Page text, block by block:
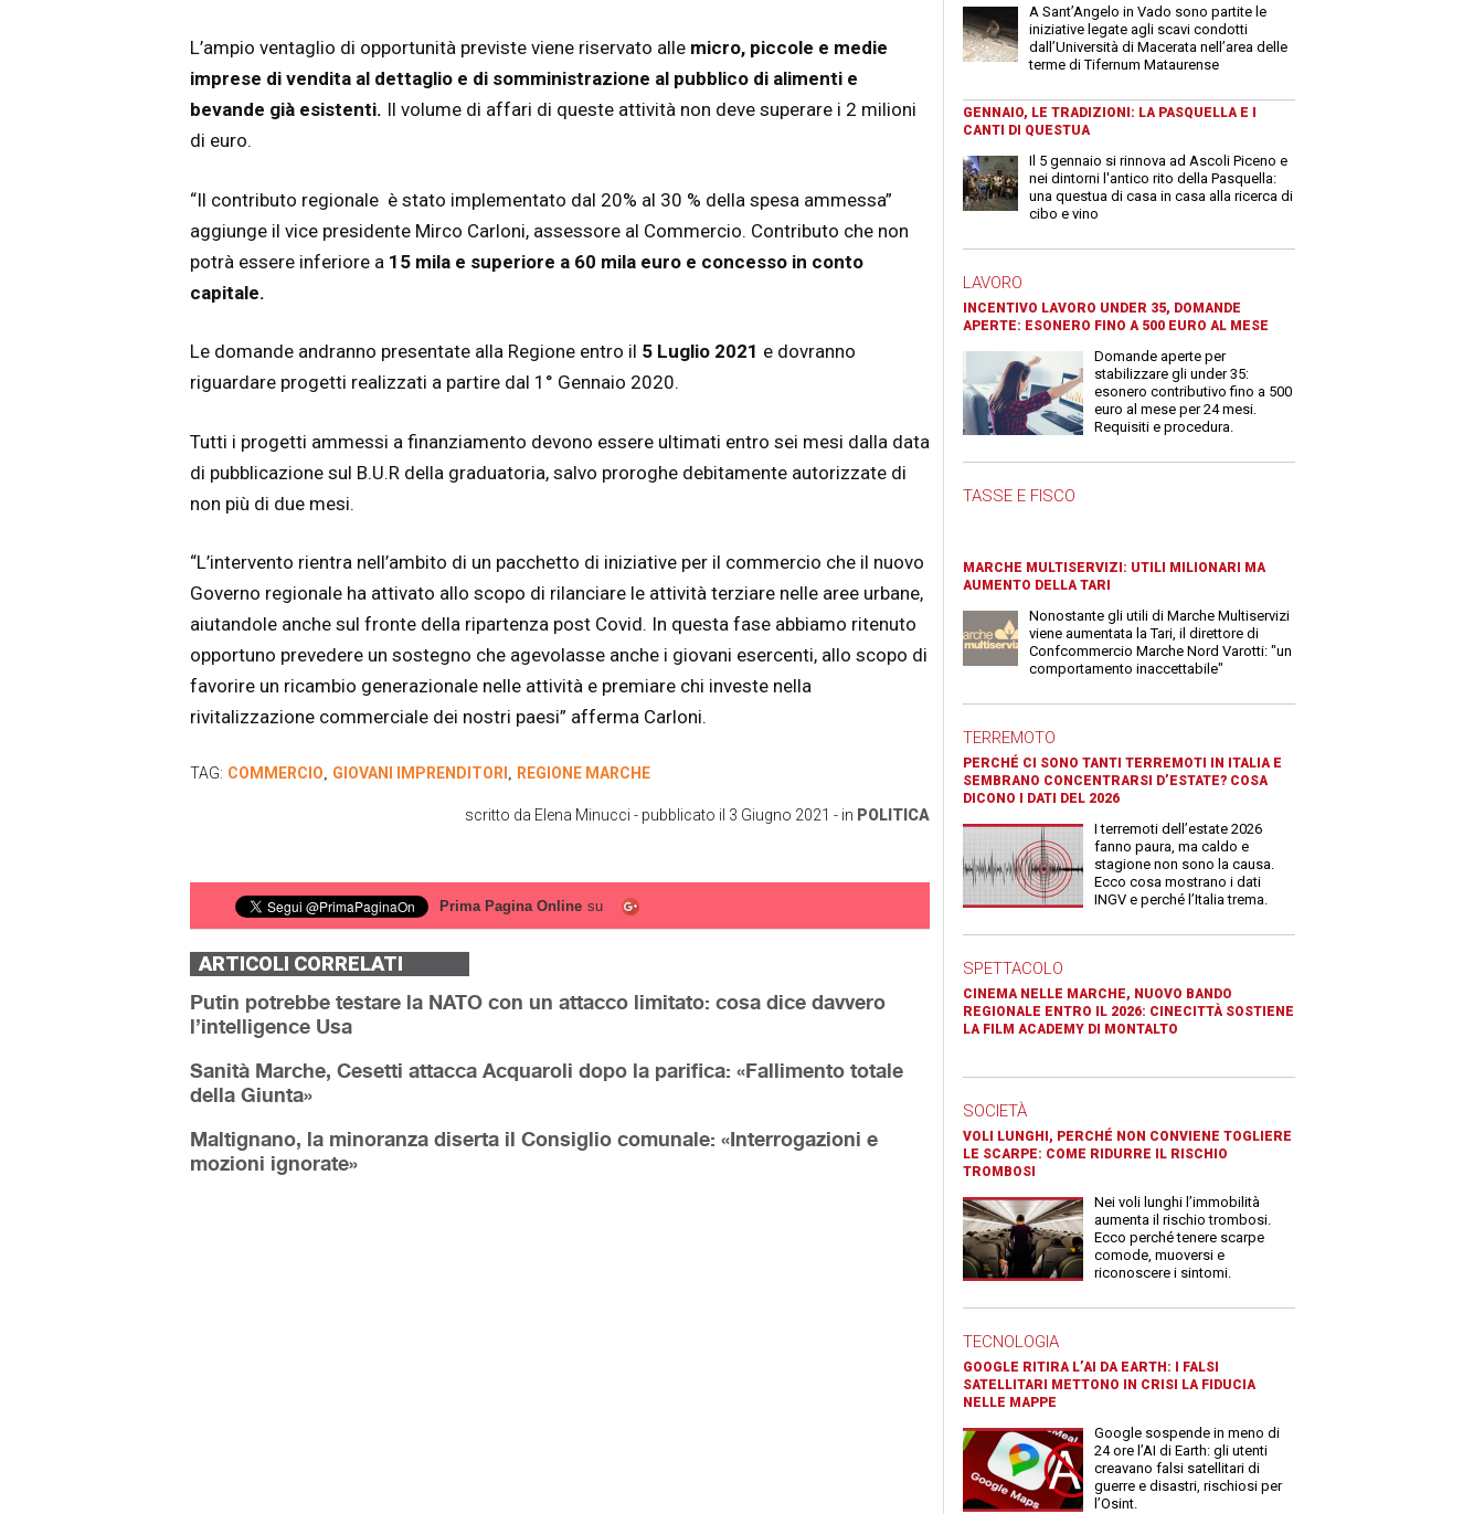
L’ampio ventaglio di opportunità previste viene riservato allemicro, piccole e medie
imprese di vendita al dettaglio e di somministrazione al pubblico di alimenti e
bevande già esistenti. Il volume di affari di queste attività non deve superare i 2 milioni
di euro.
“Il contributo regionale è stato implementato dal 20% al 30 % della spesa ammessa”
aggiunge il vice presidente Mirco Carloni, assessore al Commercio. Contributo che non
potrà essere inferiore a 15 mila e superiore a 60 mila euro e concesso in conto
capitale.
Le domande andranno presentate alla Regione entro il 5 Luglio 2021 e dovranno
riguardare progetti realizzati a partire dal 1° Gennaio 2020.
Tutti i progetti ammessi a finanziamento devono essere ultimati entro sei mesi dalla data
di pubblicazione sul B.U.R della graduatoria, salvo proroghe debitamente autorizzate di
non più di due mesi.
“L’intervento rientra nell’ambito di un pacchetto di iniziative per il commercio che il nuovo
Governo regionale ha attivato allo scopo di rilanciare le attività terziare nelle aree urbane,
aiutandole anche sul fronte della ripartenza post Covid. In questa fase abbiamo ritenuto
opportuno prevedere un sostegno che agevolasse anche i giovani esercenti, allo scopo di
favorire un ricambio generazionale nelle attività e premiare chi investe nella
rivitalizzazione commerciale dei nostri paesi” afferma Carloni.
TAG: COMMERCIO GIOVANI IMPRENDITORI REGIONE MARCHE
scritto da Elena Minucci - pubblicato il 3 Giugno 2021 - in POLITICA
Prima Pagina Online su
ARTICOLI CORRELATI
Putin potrebbe testare la NATO con un attacco limitato: cosa dice davvero
l’intelligence Usa
Sanità Marche, Cesetti attacca Acquaroli dopo la parifica: «Fallimento totale
della Giunta»
Maltignano, la minoranza diserta il Consiglio comunale: «Interrogazioni e
mozioni ignorate»
A Sant’Angelo in Vado sono partite le
iniziative legate agli scavi condotti
dall’Università di Macerata nell’area delle
terme di Tifernum Mataurense
GENNAIO, LE TRADIZIONI: LA PASQUELLA E I
CANTI DI QUESTUA
Il 5 gennaio si rinnova ad Ascoli Piceno e
nei dintorni l'antico rito della Pasquella:
una questua di casa in casa alla ricerca di
cibo e vino
LAVORO
INCENTIVO LAVORO UNDER 35, DOMANDE
APERTE: ESONERO FINO A 500 EURO AL MESE
Domande aperte per
stabilizzare gli under 35:
esonero contributivo fino a 500
euro al mese per 24 mesi.
Requisiti e procedura.
TASSE E FISCO
MARCHE MULTISERVIZI: UTILI MILIONARI MA
AUMENTO DELLA TARI
Nonostante gli utili di Marche Multiservizi
viene aumentata la Tari, il direttore di
Confcommercio Marche Nord Varotti: "un
comportamento inaccettabile"
TERREMOTO
PERCHÉ CI SONO TANTI TERREMOTI IN ITALIA E
SEMBRANO CONCENTRARSI D’ESTATE? COSA
DICONO I DATI DEL 2026
I terremoti dell’estate 2026
fanno paura, ma caldo e
stagione non sono la causa.
Ecco cosa mostrano i dati
INGV e perché l’Italia trema.
SPETTACOLO
CINEMA NELLE MARCHE, NUOVO BANDO
REGIONALE ENTRO IL 2026: CINECITTÀ SOSTIENE
LA FILM ACADEMY DI MONTALTO
SOCIETÀ
VOLI LUNGHI, PERCHÉ NON CONVIENE TOGLIERE
LE SCARPE: COME RIDURRE IL RISCHIO
TROMBOSI
Nei voli lunghi l’immobilità
aumenta il rischio trombosi.
Ecco perché tenere scarpe
comode, muoversi e
riconoscere i sintomi.
TECNOLOGIA
GOOGLE RITIRA L’AI DA EARTH: I FALSI
SATELLITARI METTONO IN CRISI LA FIDUCIA
NELLE MAPPE
Google sospende in meno di
24 ore l’AI di Earth: gli utenti
creavano falsi satellitari di
guerre e disastri, rischiosi per
l’Osint.